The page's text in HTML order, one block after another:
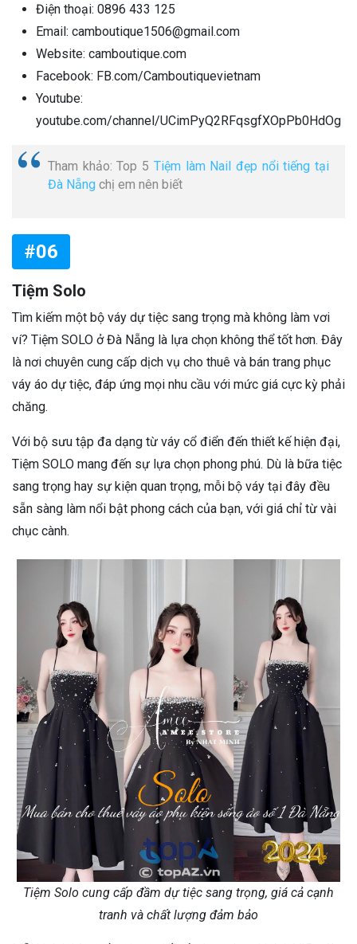
Điện thoại: 0896 433 125
Email: camboutique1506@gmail.com
Website: camboutique.com
Facebook: FB.com/Camboutiquevietnam
Youtube:
youtube.com/channel/UCimPyQ2RFqsgfXOpPb0HdOg
Tham khảo: Top 5 Tiệm làm Nail đẹp nổi tiếng tại
Đà Nẵng chị em nên biết
#06
Tiệm Solo
Tìm kiếm một bộ váy dự tiệc sang trọng mà không làm vơi
ví? Tiệm SOLO ở Đà Nẵng là lựa chọn không thể tốt hơn. Đây
là nơi chuyên cung cấp dịch vụ cho thuê và bán trang phục
váy áo dự tiệc, đáp ứng mọi nhu cầu với mức giá cực kỳ phải
chăng.
Với bộ sưu tập đa dạng từ váy cổ điển đến thiết kế hiện đại,
Tiệm SOLO mang đến sự lựa chọn phong phú. Dù là bữa tiệc
sang trọng hay sự kiện quan trọng, mỗi bộ váy tại đây đều
sẵn sàng làm nổi bật phong cách của bạn, với giá chỉ từ vài
chục cành.
Tiệm Solo cung cấp đầm dự tiệc sang trọng, giá cả cạnh
tranh và chất lượng đảm bảo